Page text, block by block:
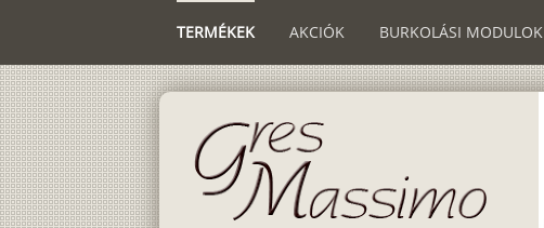
TERMÉKEK AKCIÓK BURKOLÁSI MODULOK